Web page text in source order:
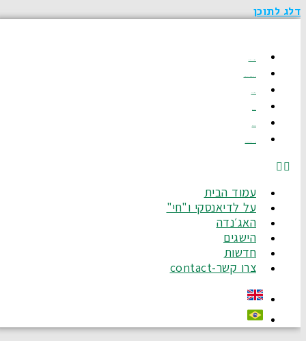
דלג לתוכן
עמוד הבית
על לדיאנסקי ו"חי"
האג׳נדה
הישגים
חדשות
צרו קשר-contact